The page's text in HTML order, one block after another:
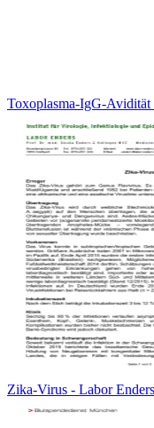
Toxoplasma-IgG-
Zika-Virus - Labor Enders